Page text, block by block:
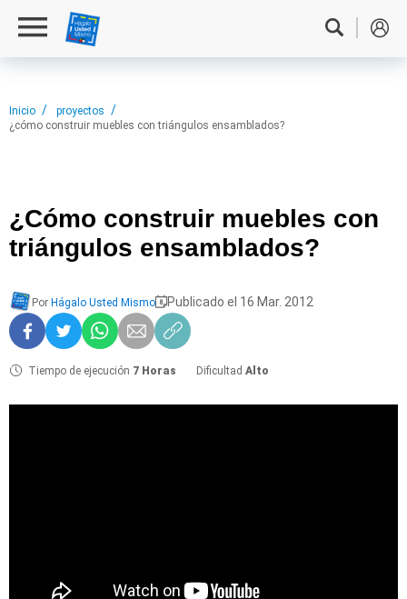
Inicio
proyectos
¿cómo construir muebles con triángulos ensamblados?
¿Cómo construir muebles con
triángulos ensamblados?
Por Hágalo Usted Mismo Publicado el 16 Mar. 2012
Tiempo de ejecución 7 Horas Dificultad Alto